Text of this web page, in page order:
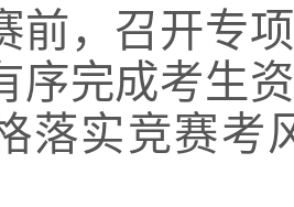
前，召开专
序完成考生
落实竞赛考